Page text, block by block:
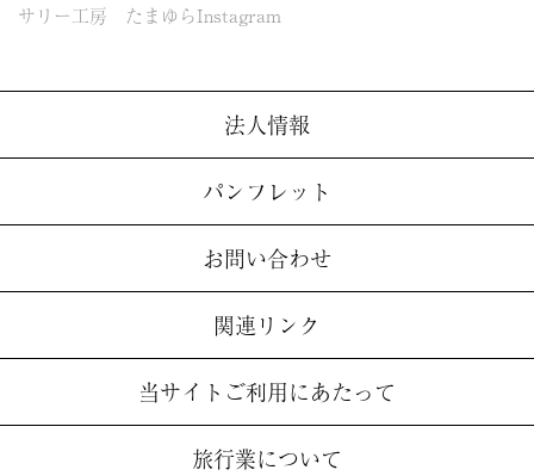
サリー工房 たまゆらInstagram
法人情報
パンフレット
お問い合わせ
関連リンク
当サイトご利用にあたって
旅行業について